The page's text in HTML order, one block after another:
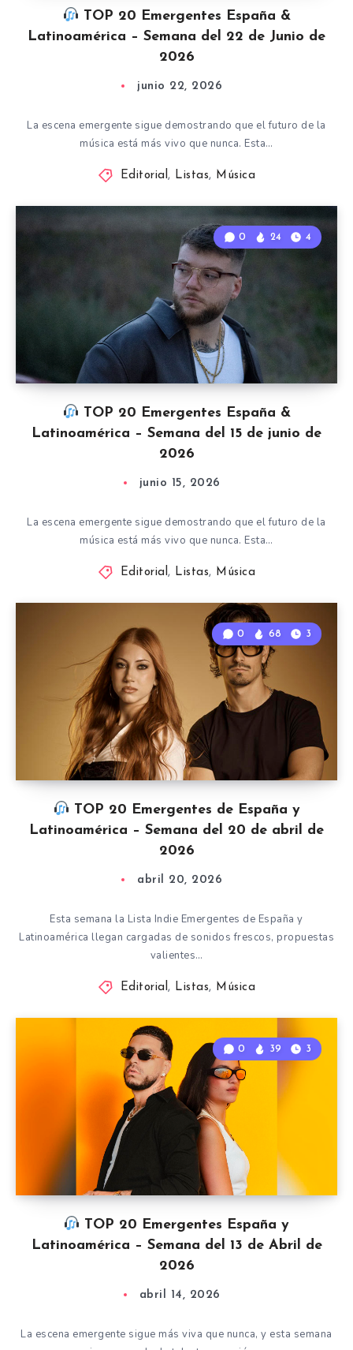
TOP 20 Emergentes España &
Latinoamérica – Semana del 22 de Junio de
2026
junio 22, 2026
La escena emergente sigue demostrando que el futuro de la
música está más vivo que nunca. Esta…
Editorial, Listas, Música
TOP 20 Emergentes España &
Latinoamérica – Semana del 15 de junio de
2026
0 24 4
junio 15, 2026
La escena emergente sigue demostrando que el futuro de la
música está más vivo que nunca. Esta…
Editorial, Listas, Música
TOP 20 Emergentes de España y
Latinoamérica – Semana del 20 de abril de
2026
0 68 3
abril 20, 2026
Esta semana la Lista Indie Emergentes de España y
Latinoamérica llegan cargadas de sonidos frescos, propuestas
valientes…
Editorial, Listas, Música
TOP 20 Emergentes España y
Latinoamérica – Semana del 13 de Abril de
2026
0 39 3
abril 14, 2026
La escena emergente sigue más viva que nunca, y esta semana